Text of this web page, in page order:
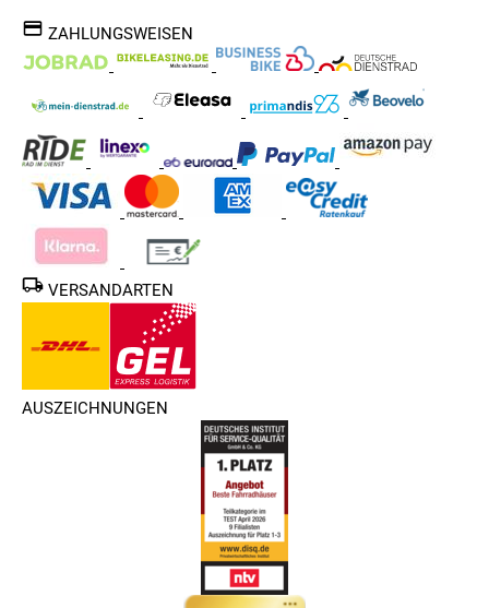
ZAHLUNGSWEISEN
VERSANDARTEN
AUSZEICHNUNGEN